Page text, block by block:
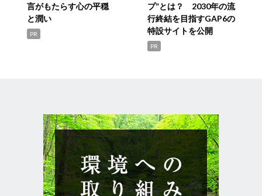
言がもたらす心の平穏
と潤い
PR
プ”とは？ 2030年の流
行終結を目指すGAP6の
特設サイトを公開
PR